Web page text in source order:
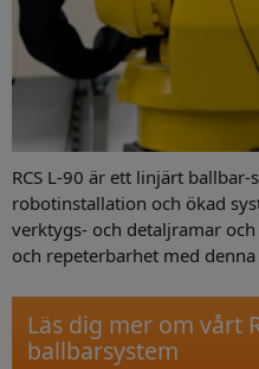
RCS L-90 är ett linjärt
robotinstallation och ökad
verktygs- och detaljramar
och repeterbarhet med
Läs dig mer om vårt
ballbarsystem